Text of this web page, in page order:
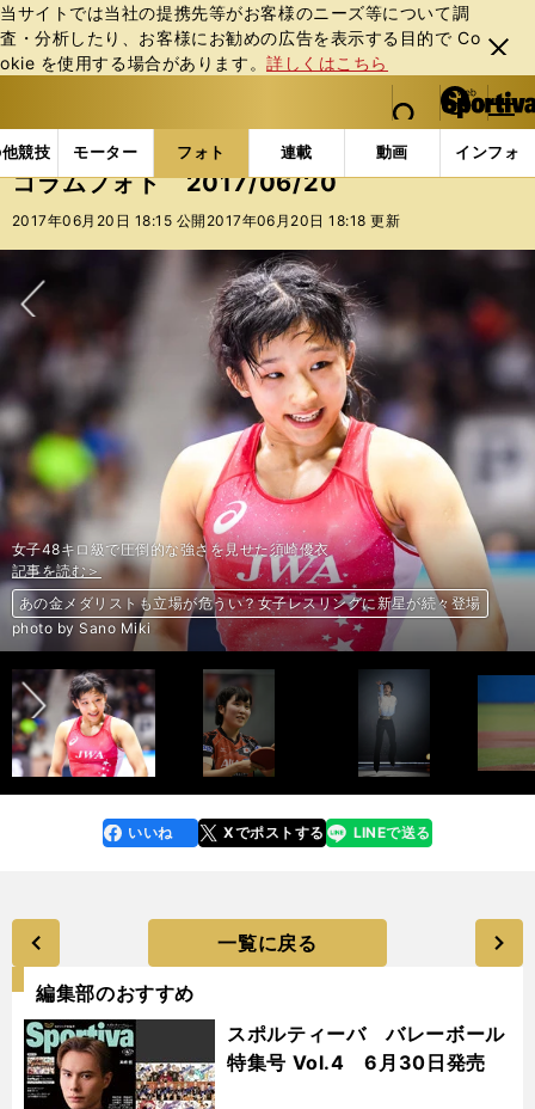
当サイトでは当社の提携先等がお客様のニーズ等について調
査・分析したり、お客様にお勧めの広告を表⽰する⽬的で Co
okie を使⽤する場合があります。詳しくはこちら
閉じ
る
web Sportiva (webスポルティーバ)
検索
マイペ
ー
ジ
メニュ
競技 モーター フォト 連載 動画 インフォ
b
ス
ポ
ル
ー
バ
フォトギャラリー コラムフォト コラムフォト
コラムフォト 2017/06/20
2017年06月20日 18:15 公開 2017年06月20日 18:18 更新
次へ
女子48キロ級で圧倒的な強さを見せた須崎優衣
記事を読む＞
あの金メダリストも立場が危うい？女子レスリングに新星が続々登場
photo by Sano Miki
記事を読む＞
エース平野美宇も「返り討ち」に。卓球王国・中国の背中はまだ遠い
記事を読む＞
羽生結弦は新SPを連発。アイスショーから見るスケーターたちの来季
記事を読む＞
与田剛コーチが語る、則本昂大と野茂英雄。その奪三振のメカニズム
記事を読む＞
ジュビロがアウェーでレッズ撃破。１年前とは全然違う「攻撃的守備」
記事を読む＞
ル・マンのトヨタを襲った「早すぎる悪夢」。再び挑戦の１年が始まる
前へ
faceboo
k
いいね Xでポストする
line LINEで送る
一覧に戻る
編集部のおすすめ
スポルティーバ バレーボール
特集号 Vol.4 6月30日発売